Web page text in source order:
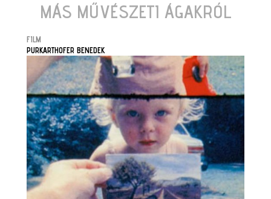
MÁS MŰVÉSZETI ÁGAKRÓL
FILM
PURKARTHOFER BENEDEK